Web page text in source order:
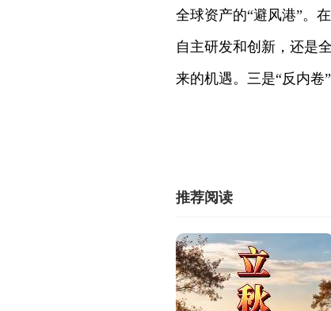
全球资产的“避风港”。
自主研发和创新，还是
来的机遇。三是“反内卷
推荐阅读